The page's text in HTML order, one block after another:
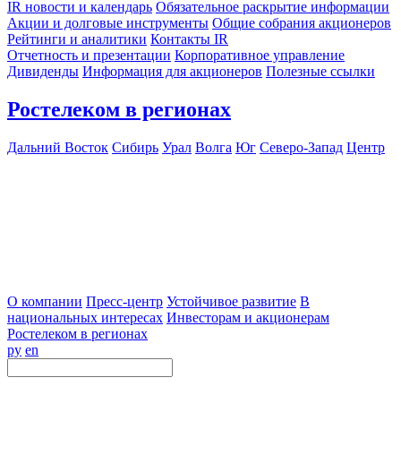
IR новости и календарь Обязательное раскрытие информации
Акции и долговые инструменты Общие собрания акционеров
Рейтинги и аналитики Контакты IR
Отчетность и презентации Корпоративное управление
Дивиденды Информация для акционеров Полезные ссылки
Ростелеком в регионах
Дальний Восток Сибирь Урал Волга Юг Северо-Запад Центр
О компании Пресс-центр Устойчивое развитие В
национальных интересах Инвесторам и акционерам
Ростелеком в регионах
ру en